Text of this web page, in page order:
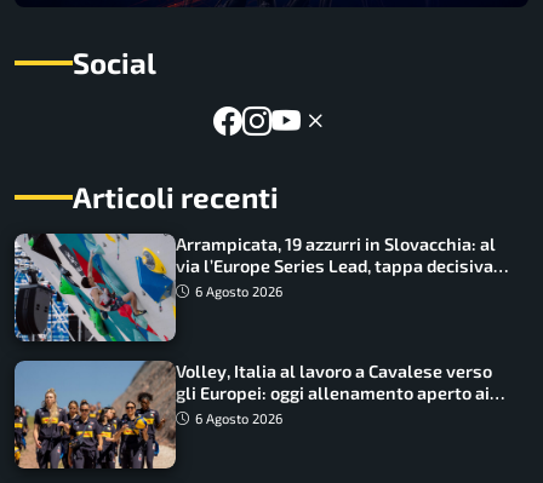
Social
Articoli recenti
Arrampicata, 19 azzurri in Slovacchia: al
via l’Europe Series Lead, tappa decisiva
per la Speed
6 Agosto 2026
Volley, Italia al lavoro a Cavalese verso
gli Europei: oggi allenamento aperto ai
tifosi
6 Agosto 2026